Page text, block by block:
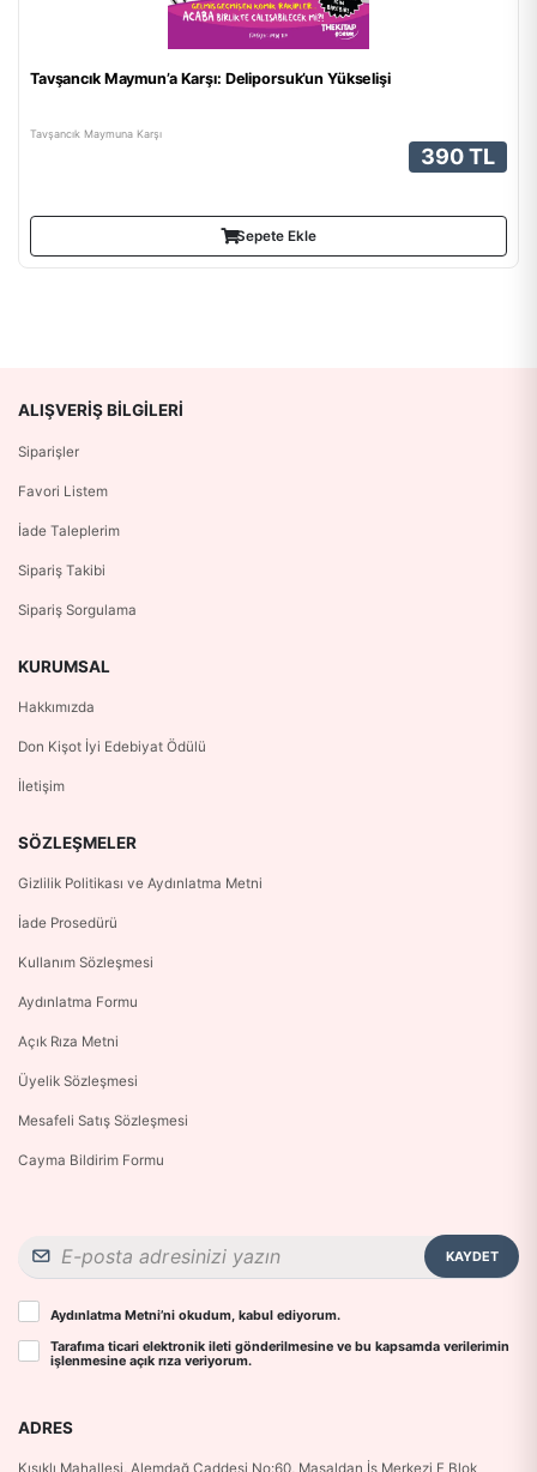
Tavşancık Maymun’a Karşı: Deliporsuk’un Yükselişi
Tavşancık Maymuna Karşı
390 TL
Sepete Ekle
ALIŞVERIŞ BILGILERI
Siparişler
Favori Listem
İade Taleplerim
Sipariş Takibi
Sipariş Sorgulama
KURUMSAL
Hakkımızda
Don Kişot İyi Edebiyat Ödülü
İletişim
SÖZLEŞMELER
Gizlilik Politikası ve Aydınlatma Metni
İade Prosedürü
Kullanım Sözleşmesi
Aydınlatma Formu
Açık Rıza Metni
Üyelik Sözleşmesi
Mesafeli Satış Sözleşmesi
Cayma Bildirim Formu
KAYDET
Aydınlatma Metni’ni okudum, kabul ediyorum.
Tarafıma ticari elektronik ileti gönderilmesine ve bu kapsamda verilerimin
işlenmesine açık rıza veriyorum.
ADRES
Kısıklı Mahallesi, Alemdağ Caddesi No:60, Masaldan İş Merkezi F Blok